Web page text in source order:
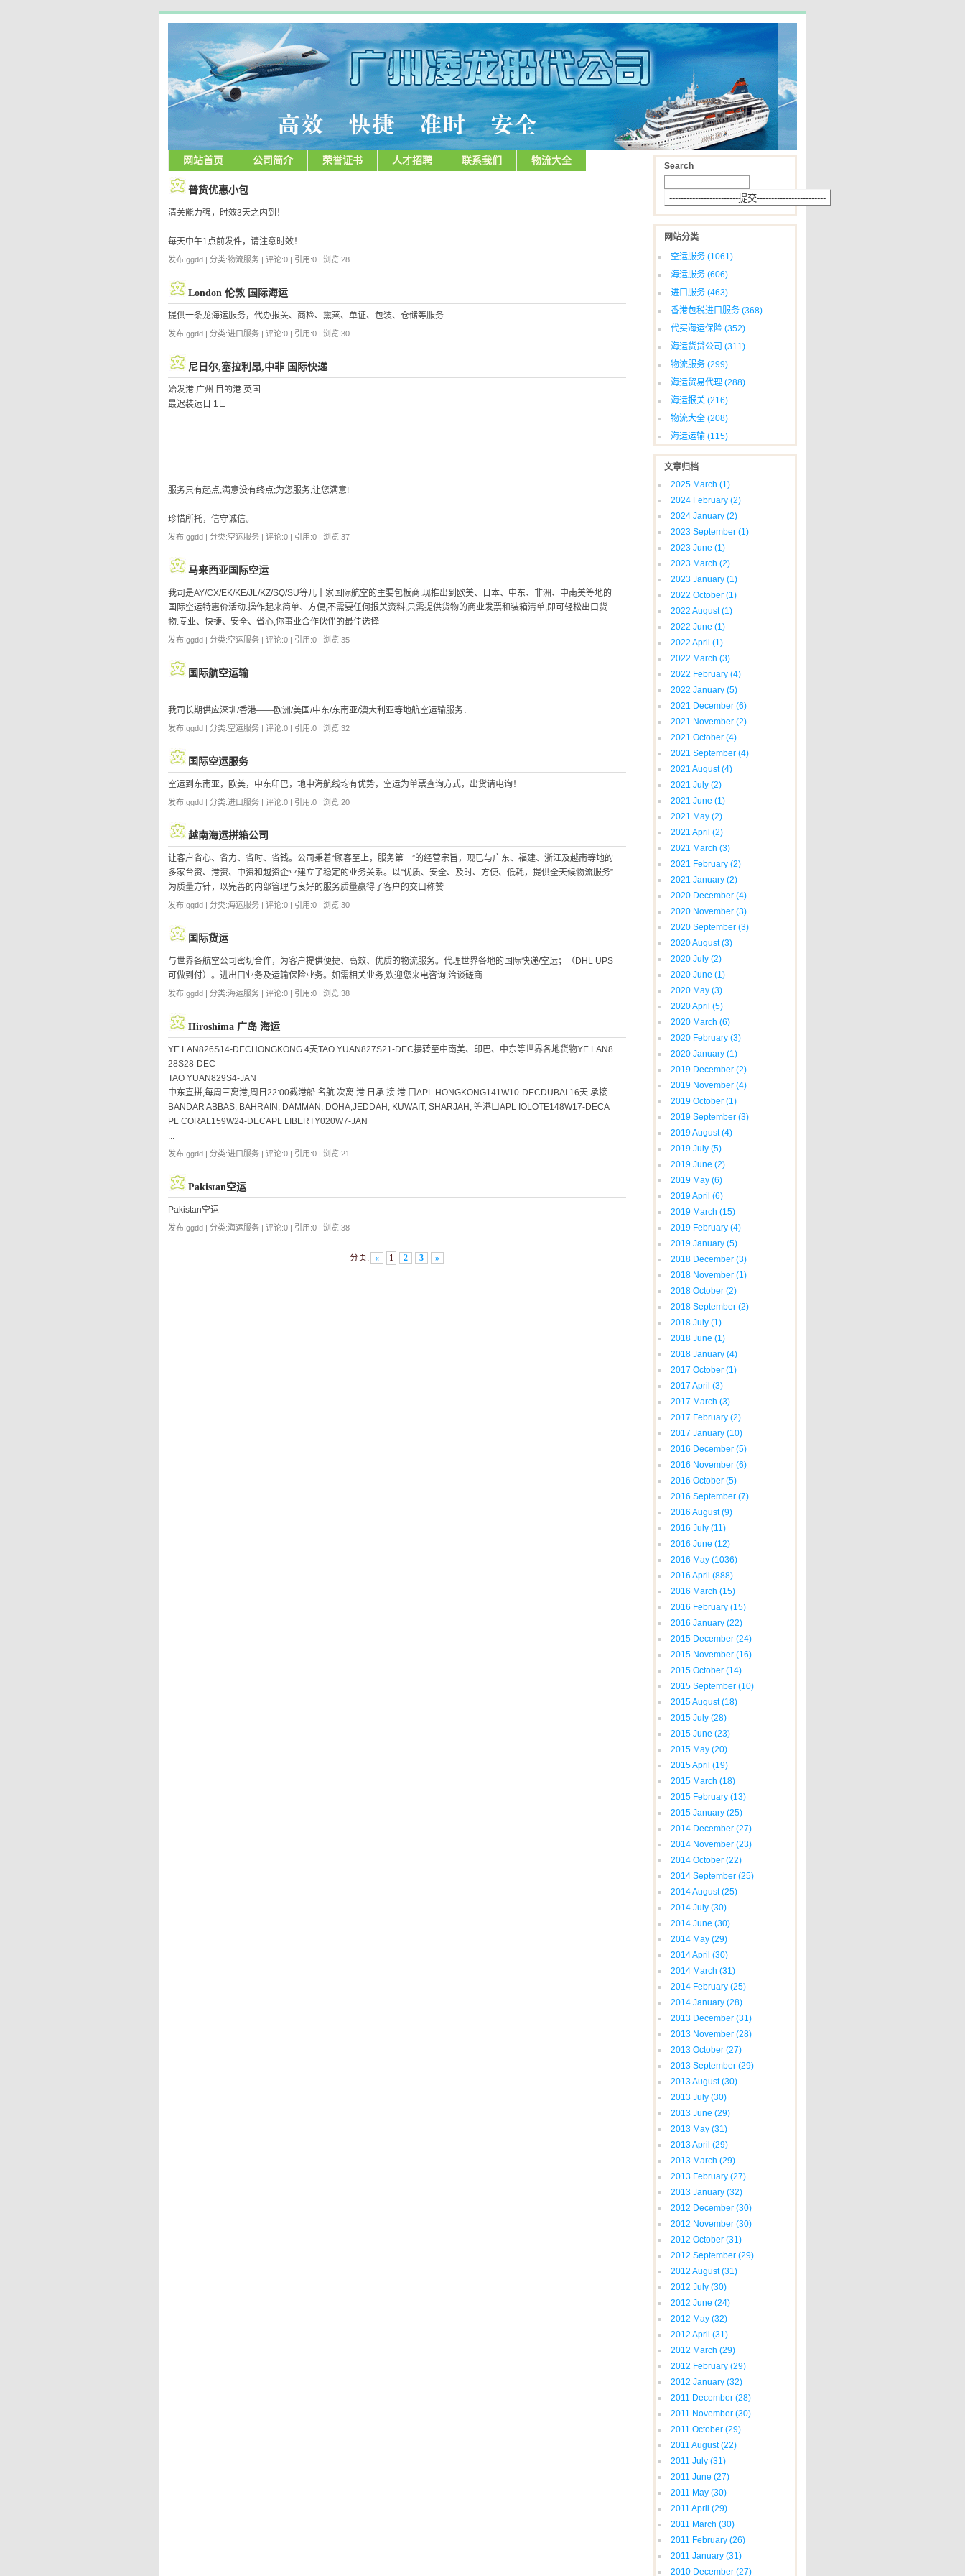
网站首页 公司简介 荣誉证书 人才招聘 联系我们 物流大全
普货优惠小包
清关能力强，时效3天之内到！
每天中午1点前发件，请注意时效！
发布:ggdd | 分类:物流服务 | 评论:0 | 引用:0 | 浏览:28
London 伦敦 国际海运
提供一条龙海运服务，代办报关、商检、熏蒸、单证、包装、仓储等服务
发布:ggdd | 分类:进口服务 | 评论:0 | 引用:0 | 浏览:30
尼日尔,塞拉利昂,中非 国际快递
始发港 广州 目的港 英国
最迟装运日 1日
服务只有起点,满意没有终点;为您服务,让您满意!
珍惜所托，信守诚信。
发布:ggdd | 分类:空运服务 | 评论:0 | 引用:0 | 浏览:37
马来西亚国际空运
我司是AY/CX/EK/KE/JL/KZ/SQ/SU等几十家国际航空的主要包板商.现推出到欧美、日本、中东、非洲、中南美等地的
国际空运特惠价活动.操作起来简单、方便,不需要任何报关资料,只需提供货物的商业发票和装箱清单,即可轻松出口货
物.专业、快捷、安全、省心,你事业合作伙伴的最佳选择
发布:ggdd | 分类:空运服务 | 评论:0 | 引用:0 | 浏览:35
国际航空运输
我司长期供应深圳/香港——欧洲/美国/中东/东南亚/澳大利亚等地航空运输服务．
发布:ggdd | 分类:空运服务 | 评论:0 | 引用:0 | 浏览:32
国际空运服务
空运到东南亚，欧美，中东印巴，地中海航线均有优势，空运为单票查询方式，出货请电询！
发布:ggdd | 分类:进口服务 | 评论:0 | 引用:0 | 浏览:20
越南海运拼箱公司
让客户省心、省力、省时、省钱。公司秉着“顾客至上，服务第一”的经营宗旨，现已与广东、福建、浙江及越南等地的
多家台资、港资、中资和越资企业建立了稳定的业务关系。以“优质、安全、及时、方便、低耗，提供全天候物流服务”
为质量方针，以完善的内部管理与良好的服务质量赢得了客户的交口称赞
发布:ggdd | 分类:海运服务 | 评论:0 | 引用:0 | 浏览:30
国际货运
与世界各航空公司密切合作，为客户提供便捷、高效、优质的物流服务。代理世界各地的国际快递/空运；（DHL UPS
可做到付）。进出口业务及运输保险业务。如需相关业务,欢迎您来电咨询,洽谈磋商.
发布:ggdd | 分类:海运服务 | 评论:0 | 引用:0 | 浏览:38
Hiroshima 广岛 海运
YE LAN826S14-DECHONGKONG 4天TAO YUAN827S21-DEC接转至中南美、印巴、中东等世界各地货物YE LAN8
28S28-DEC
TAO YUAN829S4-JAN
中东直拼,每周三离港,周日22:00截港船 名航 次离 港 日承 接 港 口APL HONGKONG141W10-DECDUBAI 16天 承接
BANDAR ABBAS, BAHRAIN, DAMMAN, DOHA,JEDDAH, KUWAIT, SHARJAH, 等港口APL IOLOTE148W17-DECA
PL CORAL159W24-DECAPL LIBERTY020W7-JAN
...
发布:ggdd | 分类:进口服务 | 评论:0 | 引用:0 | 浏览:21
Pakistan空运
Pakistan空运
发布:ggdd | 分类:海运服务 | 评论:0 | 引用:0 | 浏览:38
分页: « 1 2 3 »
Search
网站分类
空运服务 (1061)
海运服务 (606)
进口服务 (463)
香港包税进口服务 (368)
代买海运保险 (352)
海运货贷公司 (311)
物流服务 (299)
海运贸易代理 (288)
海运报关 (216)
物流大全 (208)
海运运输 (115)
文章归档
2025 March (1)
2024 February (2)
2024 January (2)
2023 September (1)
2023 June (1)
2023 March (2)
2023 January (1)
2022 October (1)
2022 August(1)
2022 June (1)
2022 April (1)
2022 March (3)
2022 February (4)
2022 January (5)
2021 December (6)
2021 November (2)
2021 October (4)
2021 September (4)
2021 August(4)
2021 July (2)
2021 June (1)
2021 May (2)
2021 April (2)
2021 March (3)
2021 February (2)
2021 January (2)
2020 December (4)
2020 November (3)
2020 September (3)
2020 August(3)
2020 July (2)
2020 June (1)
2020 May (3)
2020 April (5)
2020 March (6)
2020 February (3)
2020 January (1)
2019 December (2)
2019 November (4)
2019 October (1)
2019 September (3)
2019 August(4)
2019 July (5)
2019 June (2)
2019 May (6)
2019 April (6)
2019 March (15)
2019 February (4)
2019 January (5)
2018 December (3)
2018 November (1)
2018 October (2)
2018 September (2)
2018 July (1)
2018 June (1)
2018 January (4)
2017 October (1)
2017 April (3)
2017 March (3)
2017 February (2)
2017 January (10)
2016 December (5)
2016 November (6)
2016 October (5)
2016 September (7)
2016 August(9)
2016 July (11)
2016 June (12)
2016 May (1036)
2016 April (888)
2016 March (15)
2016 February (15)
2016 January (22)
2015 December (24)
2015 November (16)
2015 October (14)
2015 September (10)
2015 August(18)
2015 July (28)
2015 June (23)
2015 May (20)
2015 April (19)
2015 March (18)
2015 February (13)
2015 January (25)
2014 December (27)
2014 November (23)
2014 October (22)
2014 September (25)
2014 August(25)
2014 July (30)
2014 June (30)
2014 May (29)
2014 April (30)
2014 March (31)
2014 February (25)
2014 January (28)
2013 December (31)
2013 November (28)
2013 October (27)
2013 September (29)
2013 August(30)
2013 July (30)
2013 June (29)
2013 May (31)
2013 April (29)
2013 March (29)
2013 February (27)
2013 January (32)
2012 December (30)
2012 November (30)
2012 October (31)
2012 September (29)
2012 August(31)
2012 July (30)
2012 June (24)
2012 May (32)
2012 April (31)
2012 March (29)
2012 February (29)
2012 January (32)
2011 December (28)
2011 November (30)
2011 October (29)
2011 August(22)
2011 July (31)
2011 June (27)
2011 May (30)
2011 April (29)
2011 March (30)
2011 February (26)
2011 January (31)
2010 December (27)